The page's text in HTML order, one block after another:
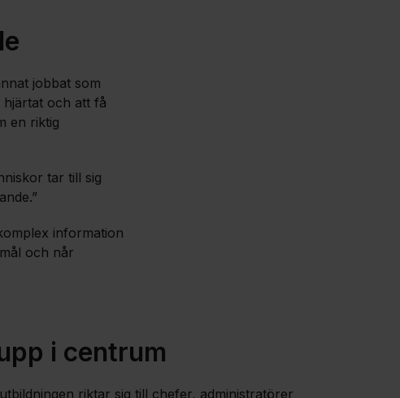
jobbat som
och att få
en riktig
tar till sig
information
och når
i centrum
riktar sig till chefer, administratörer